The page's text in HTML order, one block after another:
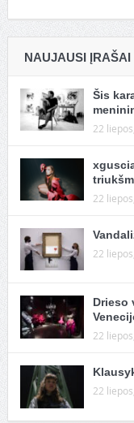
NAUJAUSI ĮRAŠAI
Šis
22
22
22
Drieso
22
22